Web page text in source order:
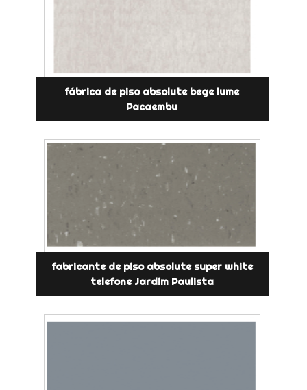
fábrica de piso absolute bege lume
Pacaembu
fabricante de piso absolute super white
telefone Jardim Paulista